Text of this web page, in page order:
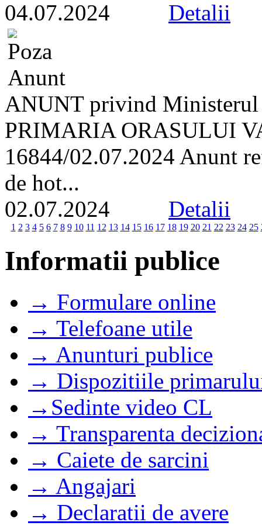
04.07.2024 Detalii
ANUNT privind
PRIMARIA ORASULUI
16844/02.07.2024 Anunt
de hot...
02.07.2024 Detalii
1 2 3 4 5 6 7 8 9 10 11 12 13 14 15 16 17 18 19 20 21 22 23 24 25
Informatii publice
→ Formulare online
→ Telefoane utile
→ Anunturi publice
→ Dispozitiile
→Sedinte video CL
→ Transparenta
→ Caiete de sarcini
→ Angajari
→ Declaratii de avere